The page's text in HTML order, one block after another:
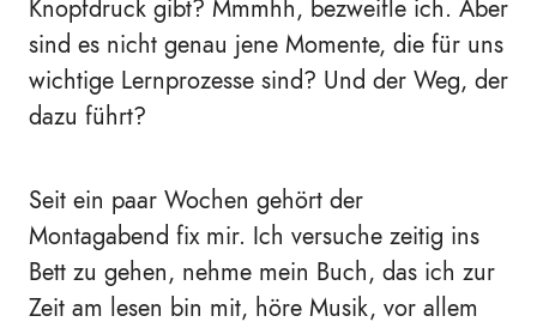
Knopfdruck gibt? Mmmhh, bezweifle ich. Aber
sind es nicht genau jene Momente, die für uns
wichtige Lernprozesse sind? Und der Weg, der
dazu führt?
Seit ein paar Wochen gehört der
Montagabend fix mir. Ich versuche zeitig ins
Bett zu gehen, nehme mein Buch, das ich zur
Zeit am lesen bin mit, höre Musik, vor allem